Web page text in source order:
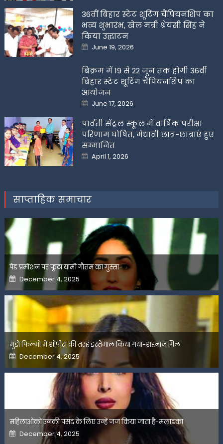
36वीं बिहार स्टेट शूटिंग चैंपियनशिप का
भव्य शुभारंभ, खेल मंत्री श्रेयसी सिंह ने
किया उद्घाटन
Posted
on
June 19, 2026
बिक्रम में 19 से 22 जून तक होगी 36वीं
बिहार स्टेट शूटिंग चैंपियनशिप का
आयोजन
Posted
on
June 17, 2026
पार्वती सेंट्रल स्कूल में वार्षिक परीक्षा
परिणाम घोषित, मेधावी छात्र-छात्राएं हुए
सम्मानित
Posted
on
April 1, 2026
साप्ताहिक समाचार
पेड प्रमोशन पर फूटा यामी गौतम का गुस्सा
Posted
on
December 4, 2025
मुझे फिल्मों में शोपीस की तरह इस्तेमाल किया गया-शहनाज गिल
Posted
on
December 4, 2025
महिलाओंको उनकी पसंद के लिए उन्हें जज किया जाता है-मलाइका
Posted
on
December 4, 2025